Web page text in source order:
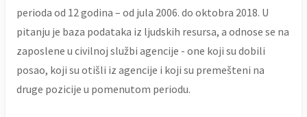
perioda od 12 godina – od jula 2006. do oktobra 2018. U
pitanju je baza podataka iz ljudskih resursa, a odnose se na
zaposlene u civilnoj službi agencije - one koji su dobili
posao, koji su otišli iz agencije i koji su premešteni na
druge pozicije u pomenutom periodu.